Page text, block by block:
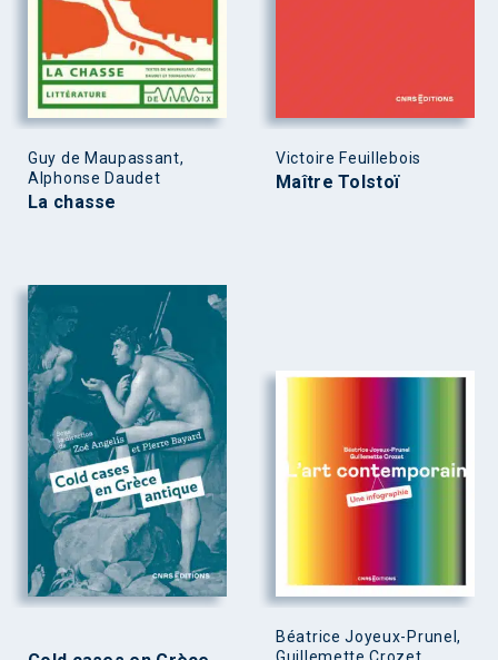
Guy de Maupassant,
Alphonse Daudet
La chasse
Victoire Feuillebois
Maître Tolstoï
Béatrice Joyeux-Prunel,